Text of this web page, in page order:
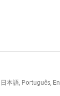
本語, Português,